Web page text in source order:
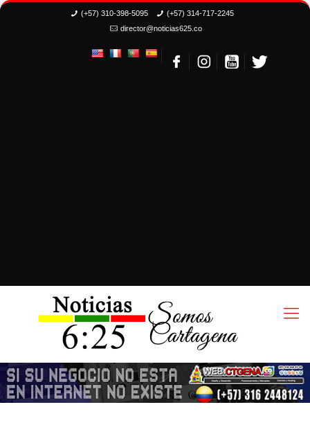
(+57) 310-398-5095
(+57) 314-717-2245
director@noticias625.co